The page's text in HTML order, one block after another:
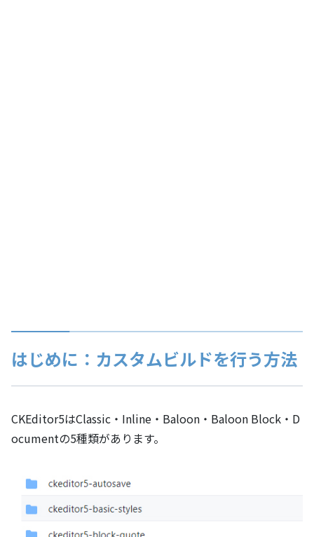
はじめに：カスタムビルドを行う方法
CKEditor5はClassic・Inline・Baloon・Baloon Block・D
ocumentの5種類があります。